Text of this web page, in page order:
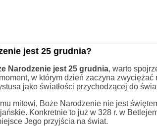
jest 25 grudnia?
Narodzenie jest 25 grudnia, warto
w którym dzień zaczyna
jako światłości przychodzącej do
mitowi, Boże Narodzenie nie jest
Konkretnie to już w 328 r. w
Jego przyjścia na świat.